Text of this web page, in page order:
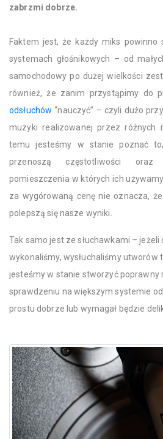
zabrzmi dobrze.
Faktem jest, że każdy miks powinno
systemach głośnikowych – od
samochodowy po dużej wielkości
również, że zanim przystąpimy do
odsłuchów “nauczyć” – czyli dużo
muzyki realizowanej przez różnych
temu jesteśmy w stanie poznać
przenoszą częstotliwości
pomieszczenia w których ich
za wygórowaną cenę nie oznacza,
polepszą się nasze wyniki.
Tak samo jest ze słuchawkami – jeżeli
wykonaliśmy, wysłuchaliśmy utworów
jesteśmy w stanie stworzyć poprawny
sprawdzeniu na większym systemie
prostu dobrze lub wymagał będzie